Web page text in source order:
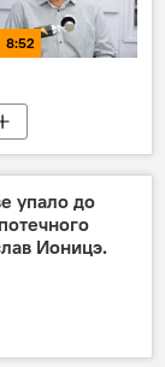
8:52
упало до
Ионицэ.